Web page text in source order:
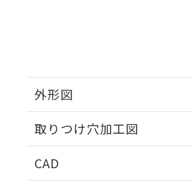
外形図
取りつけ穴加工図
CAD